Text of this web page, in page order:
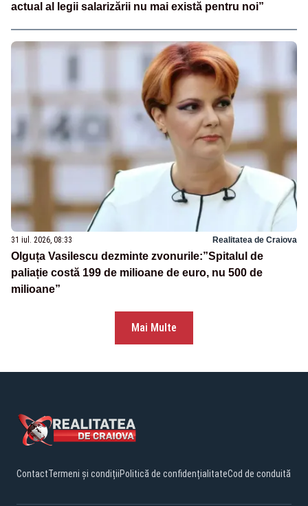
actual al legii salarizării nu mai există pentru noi”
31 iul. 2026, 08:33 Realitatea de Craiova
Olguța Vasilescu dezminte zvonurile:”Spitalul de
paliație costă 199 de milioane de euro, nu 500 de
milioane”
Mai Multe
ContactTermeni și condițiiPolitică de confidențialitateCod de conduită